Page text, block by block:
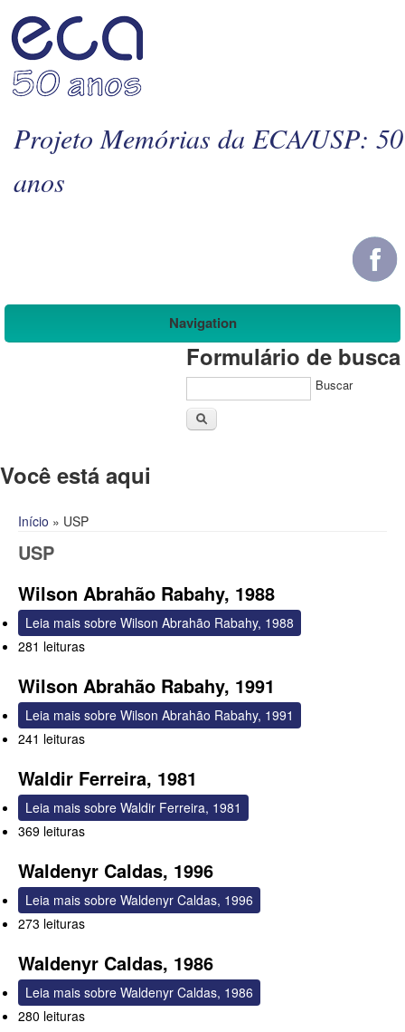
Projeto Memórias da ECA/USP: 50
anos
Navigation
Formulário de busca
Buscar
Você está aqui
Início » USP
USP
Wilson Abrahão Rabahy, 1988
Leia mais sobre Wilson Abrahão Rabahy, 1988
281 leituras
Wilson Abrahão Rabahy, 1991
Leia mais sobre Wilson Abrahão Rabahy, 1991
241 leituras
Waldir Ferreira, 1981
Leia mais sobre Waldir Ferreira, 1981
369 leituras
Waldenyr Caldas, 1996
Leia mais sobre Waldenyr Caldas, 1996
273 leituras
Waldenyr Caldas, 1986
Leia mais sobre Waldenyr Caldas, 1986
280 leituras